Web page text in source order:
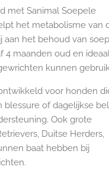
met Sanimal Soepele
het metabolisme van
aan het behoud van
4 maanden oud en
kunnen
voor honden
of dagelijkse
Ook grote
Duitse Herders,
baat hebben bij